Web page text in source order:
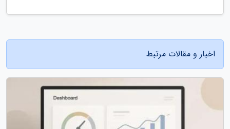
اخبار و مقالات مرتبط